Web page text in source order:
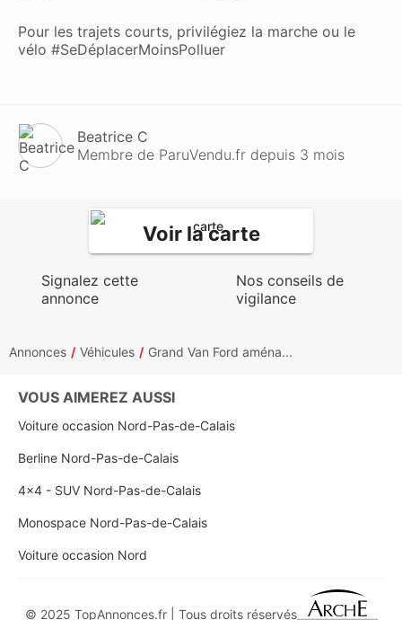
Pour les trajets courts, privilégiez la marche ou le
vélo #SeDéplacerMoinsPolluer
Beatrice C
Membre de ParuVendu.fr depuis 3 mois
Voir la carte
Signalez cette
annonce
Nos conseils de
vigilance
Annonces Véhicules Grand Van Ford aména...
VOUS AIMEREZ AUSSI
Voiture occasion Nord-Pas-de-Calais
Berline Nord-Pas-de-Calais
4x4 - SUV Nord-Pas-de-Calais
Monospace Nord-Pas-de-Calais
Voiture occasion Nord
© 2025 TopAnnonces.fr | Tous droits réservés